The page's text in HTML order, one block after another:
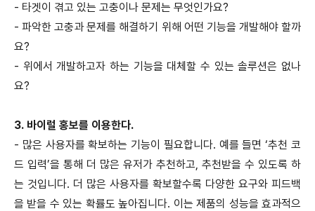
- 타겟이 겪고 있는 고충이나 문제는 무엇인가요?
- 파악한 고충과 문제를 해결하기 위해 어떤 기능을 개발해야 할까
요?
- 위에서 개발하고자 하는 기능을 대체할 수 있는 솔루션은 없나
요?
3. 바이럴 홍보를 이용한다.
- 많은 사용자를 확보하는 기능이 필요합니다. 예를 들면 ‘추천 코
드 입력’을 통해 더 많은 유저가 추천하고, 추천받을 수 있도록 하
는 것입니다. 더 많은 사용자를 확보할수록 다양한 요구와 피드백
을 받을 수 있는 확률도 높아집니다. 이는 제품의 성능을 효과적으